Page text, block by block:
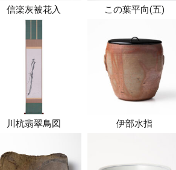
信楽灰被花入 この葉平向(五)
川杭翡翠鳥図 伊部水指